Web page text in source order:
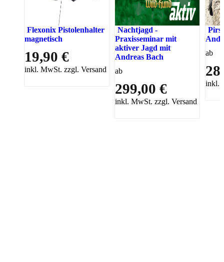
Flexonix Pistolenhalter
magnetisch
19,90 €
inkl. MwSt. zzgl. Versand
Nachtjagd -
Praxisseminar mit
aktiver Jagd mit
Andreas Bach
ab
299,00 €
inkl. MwSt. zzgl. Versand
ab
inkl.